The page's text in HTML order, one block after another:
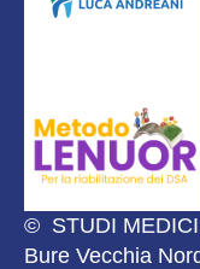
© STUDI MEDICI
Bure Vecchia